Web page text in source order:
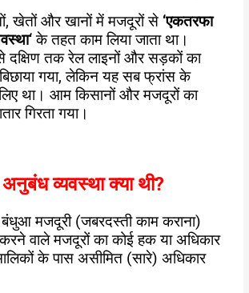
खेतों और खानों में मजदूरों से ‘एकतरफा
‘के तहत काम लिया जाता था।
दक्षिण तक रेल लाइनों और सड़कों का
गया, लेकिन यह सब फ्रांस के
था। आम किसानों और मजदूरों का
गिरता गया।
व्यवस्था क्या थी?
मजदूरी (जबरदस्ती काम कराना)
वाले मजदूरों का कोई हक या अधिकार
के पास असीमित (सारे) अधिकार